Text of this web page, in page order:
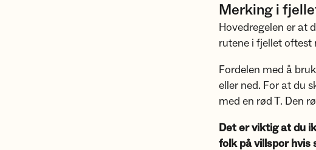
Merking i
Hovedregelen er at
rutene i fjellet oftest
Fordelen med å
eller ned. For at du
med en rød T. Den
Det er viktig at du
folk på villspor hvis